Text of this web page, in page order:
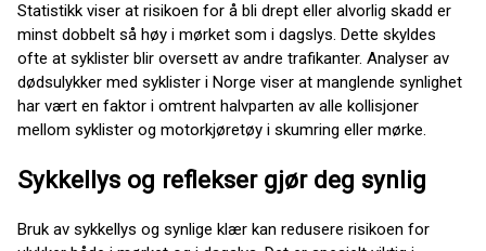
Statistikk viser at risikoen for å bli drept eller alvorlig skadd er
minst dobbelt så høy i mørket som i dagslys. Dette skyldes
ofte at syklister blir oversett av andre trafikanter. Analyser av
dødsulykker med syklister i Norge viser at manglende synlighet
har vært en faktor i omtrent halvparten av alle kollisjoner
mellom syklister og motorkjøretøy i skumring eller mørke.
Sykkellys og reflekser gjør deg synlig
Bruk av sykkellys og synlige klær kan redusere risikoen for